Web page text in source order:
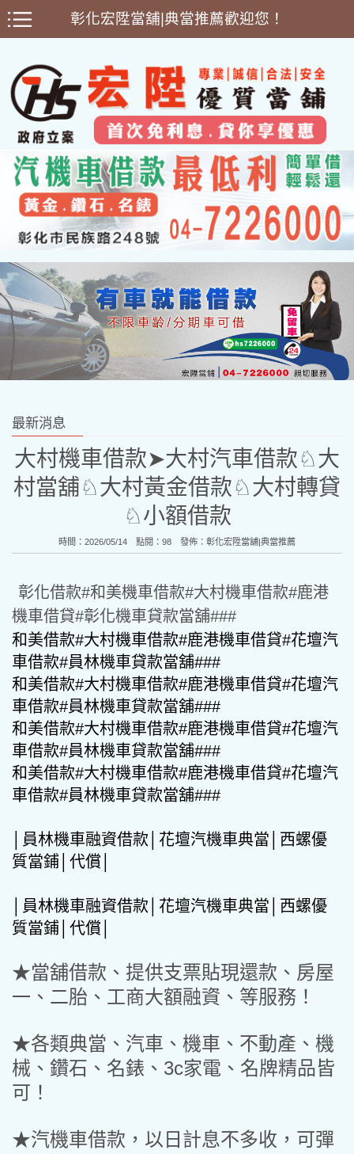
彰化宏陞當舖|典當推薦歡迎您！
最新消息
大村機車借款➤大村汽車借款♘大
村當舖♘大村黃金借款♘大村轉貸
♘小額借款
時間：2026/05/14 點閱：98 發佈： 彰化宏陞當舖|典當推薦
彰化借款#和美機車借款#大村機車借款#鹿港
機車借貸#彰化機車貸款當舖###
和美借款#大村機車借款#鹿港機車借貸#花壇汽
車借款#員林機車貸款當舖###
和美借款#大村機車借款#鹿港機車借貸#花壇汽
車借款#員林機車貸款當舖###
和美借款#大村機車借款#鹿港機車借貸#花壇汽
車借款#員林機車貸款當舖###
和美借款#大村機車借款#鹿港機車借貸#花壇汽
車借款#員林機車貸款當舖###
│員林機車融資借款│花壇汽機車典當│西螺優
質當鋪│代償│
│員林機車融資借款│花壇汽機車典當│西螺優
質當鋪│代償│
★當舖借款、提供支票貼現還款、房屋
一、二胎、工商大額融資、等服務！
★各類典當、汽車、機車、不動產、機
械、鑽石、名錶、3c家電、名牌精品皆
可！
★汽機車借款，以日計息不多收，可彈